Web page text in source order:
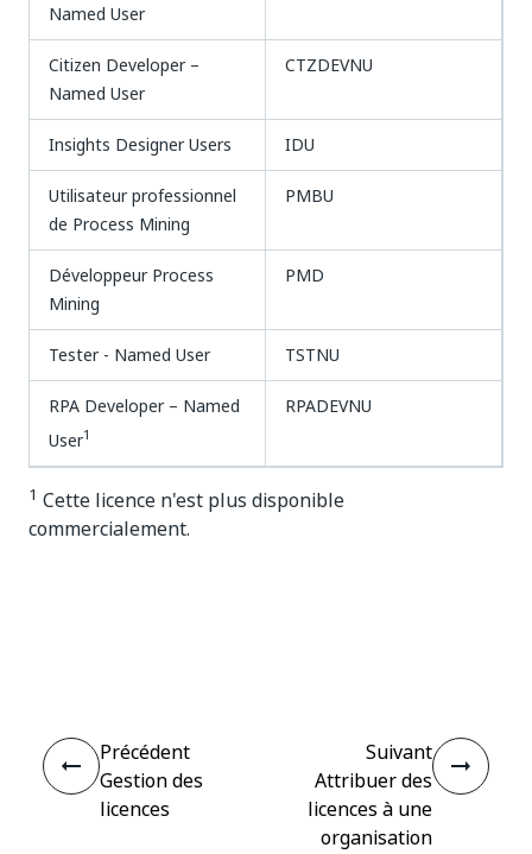
Named User
Citizen Developer –
Named User
CTZDEVNU
Insights Designer Users IDU
Utilisateur professionnel
de Process Mining
PMBU
Développeur Process
Mining
PMD
Tester - Named User TSTNU
RPA Developer – Named
User1
RPADEVNU
1 Cette licence n'est plus disponible
commercialement.
Précédent
Gestion des
licences
Suivant
Attribuer des
licences à une
organisation